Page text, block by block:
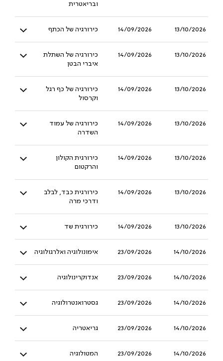
ובריאטרית
13/10/2026
14/09/2026 כירורגיה של הכתף
13/10/2026
14/09/2026
כירורגיה של השתלת
איברי הבטן
13/10/2026
14/09/2026
כירורגיה של כף רגל
וקרסול
13/10/2026
14/09/2026
כירורגיה של עמוד
השדרה
13/10/2026
14/09/2026
כירורגית הקולון
והרקטום
13/10/2026
14/09/2026
כירורגית כבד, לבלב
ודרכי מרה
13/10/2026
14/09/2026 כירורגית שד
14/10/2026
23/09/2026 אימונולוגיה ואלרגולוגיה
14/10/2026
23/09/2026 אנדוקרינולוגיה
14/10/2026
23/09/2026 גסטרואנטרולוגיה
14/10/2026
23/09/2026 גריאטריה
14/10/2026
23/09/2026 המטולוגיה